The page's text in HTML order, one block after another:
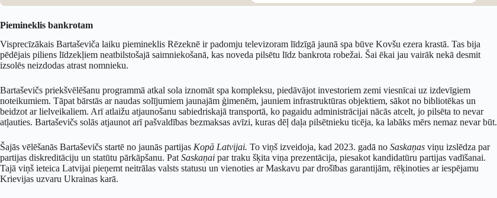
Piemineklis bankrotam
Visprecīzākais Bartaševiča laiku piemineklis Rēzeknē ir padomju televizoram līdzīgā jaunā spa būve Kovšu ezera krastā. Tas bija
pēdējais piliens līdzekļiem neatbilstošajā saimniekošanā, kas noveda pilsētu līdz bankrota robežai. Šai ēkai jau vairāk nekā desmit
izsolēs neizdodas atrast nomnieku.
Bartaševičs priekšvēlēšanu programmā atkal sola iznomāt spa kompleksu, piedāvājot investoriem zemi viesnīcai uz izdevīgiem
noteikumiem. Tāpat bārstās ar naudas solījumiem jaunajām ģimenēm, jauniem infrastruktūras objektiem, sākot no bibliotēkas un
beidzot ar lielveikaliem. Arī atlaižu atjaunošanu sabiedriskajā transportā, ko pagaidu administrācijai nācās atcelt, jo pilsēta to nevar
atļauties. Bartaševičs solās atjaunot arī pašvaldības bezmaksas avīzi, kuras dēļ daļa pilsētnieku ticēja, ka labāks mērs nemaz nevar būt.
Šajās vēlēšanās Bartaševičs startē no jaunās partijas Kopā Latvijai. To viņš izveidoja, kad 2023. gadā no Saskaņas viņu izslēdza par
partijas diskreditāciju un statūtu pārkāpšanu. Pat Saskaņai par traku šķita viņa prezentācija, piesakot kandidatūru partijas vadīšanai.
Tajā viņš ieteica Latvijai pieņemt neitrālas valsts statusu un vienoties ar Maskavu par drošības garantijām, rēķinoties ar iespējamu
Krievijas uzvaru Ukrainas karā.